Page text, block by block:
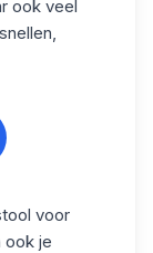
ook veel
voor
ook je